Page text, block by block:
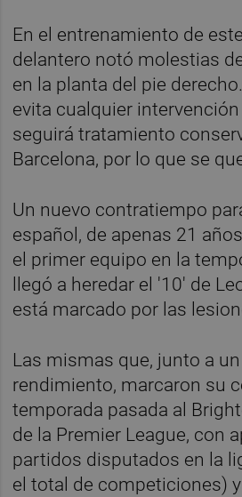
En el entrenamiento de
delantero notó molestias
en la planta del pie
evita cualquier
seguirá tratamiento
Barcelona, por lo que se
Un nuevo contratiempo
español, de apenas 21
el primer equipo en la
llegó a heredar el '10' de
está marcado por las
Las mismas que, junto a
rendimiento, marcaron su
temporada pasada al
de la Premier League, con
partidos disputados en la
el total de competiciones)